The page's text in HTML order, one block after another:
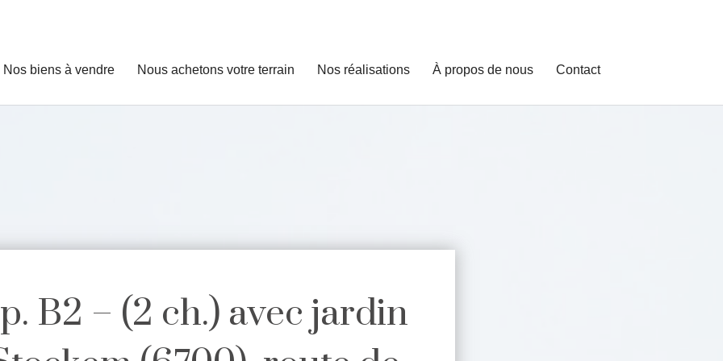
Nos biens à vendre Nous achetons votre terrain Nos réalisations À propos de nous Contact
B2 – (2 ch.) avec jardin